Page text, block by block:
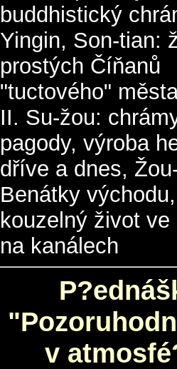
buddhistický
Yingin, Son-tian:
prostých Číňanů
"tuctového"
II. Su-žou:
pagody, výroba
dříve a dnes,
Benátky východu,
kouzelný život ve
na kanálech
v